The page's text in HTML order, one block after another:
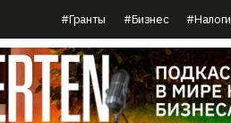
#Гранты #Бизнес #Налоги